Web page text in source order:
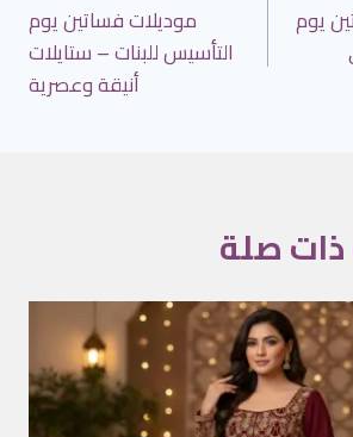
يوم
موديلات فساتين يوم
التأسيس للبنات – ستايلات
أنيقة وعصرية
صلة